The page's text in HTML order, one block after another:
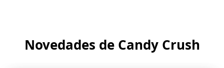
Novedades de Candy Crush